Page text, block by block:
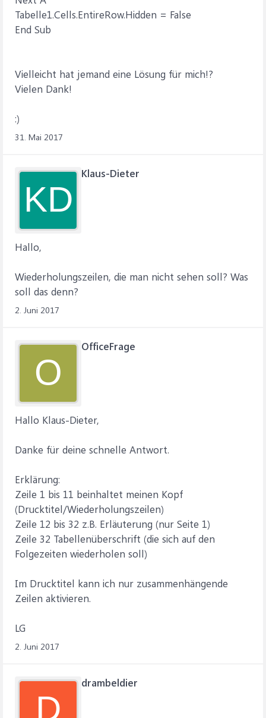
Tabelle1.Cells.EntireRow.Hidden = False
End Sub
Vielleicht hat jemand eine Lösung für mich!?
Vielen Dank!
:)
31. Mai 2017
KD
Klaus-Dieter
Hallo,
Wiederholungszeilen, die man nicht sehen soll? Was
soll das denn?
2. Juni 2017
O
OfficeFrage
Hallo Klaus-Dieter,
Danke für deine schnelle Antwort.
Erklärung:
Zeile 1 bis 11 beinhaltet meinen Kopf
(Drucktitel/Wiederholungszeilen)
Zeile 12 bis 32 z.B. Erläuterung (nur Seite 1)
Zeile 32 Tabellenüberschrift (die sich auf den
Folgezeiten wiederholen soll)
Im Drucktitel kann ich nur zusammenhängende
Zeilen aktivieren.
LG
2. Juni 2017
D
drambeldier